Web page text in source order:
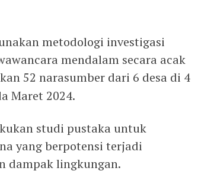
metodologi investigasi
mendalam secara acak
52 narasumber dari 6 desa di 4
Maret 2024.
studi pustaka untuk
yang berpotensi terjadi
dampak lingkungan.